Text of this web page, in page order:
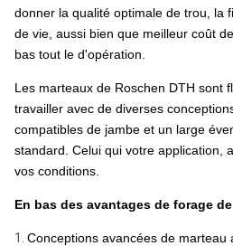
donner la qualité optimale de trou, la
de vie, aussi bien que meilleur coût
bas tout le d'opération.
Les marteaux de Roschen DTH sont
travailler avec de diverses
compatibles de jambe et un large
standard. Celui qui votre application,
vos conditions.
En bas des avantages de forage
1. Conceptions avancées de marteau